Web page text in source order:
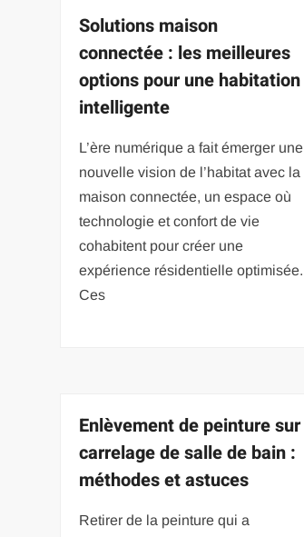
Solutions maison
connectée : les meilleures
options pour une habitation
intelligente
L’ère numérique a fait émerger une
nouvelle vision de l’habitat avec la
maison connectée, un espace où
technologie et confort de vie
cohabitent pour créer une
expérience résidentielle optimisée.
Ces
Enlèvement de peinture sur
carrelage de salle de bain :
méthodes et astuces
Retirer de la peinture qui a